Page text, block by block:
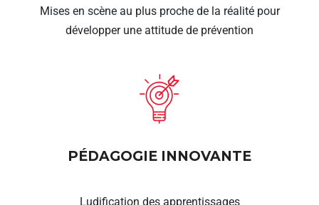
Mises en scène au plus proche de la réalité pour
développer une attitude de prévention
PÉDAGOGIE INNOVANTE
Ludification des apprentissages